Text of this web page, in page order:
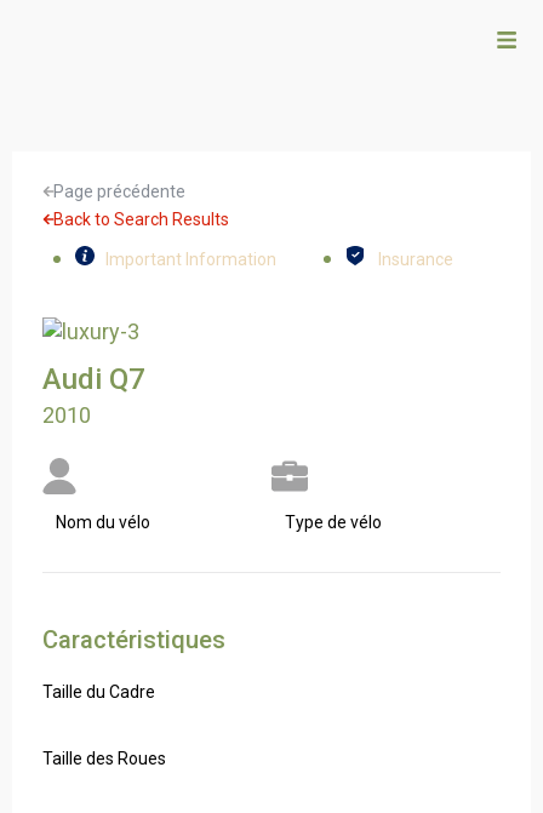
Page précédente
Back to Search Results
Important Information Insurance
Audi Q7
2010
Nom du vélo Type de vélo
Caractéristiques
Taille du Cadre
Taille des Roues